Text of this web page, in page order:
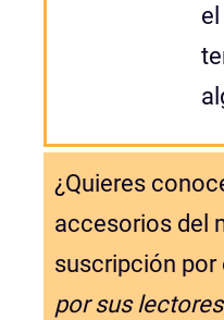
¿Quieres
accesorios del
suscripción por
por sus